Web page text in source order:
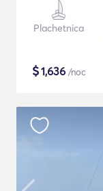
Plachetnica
$1,636 /noc